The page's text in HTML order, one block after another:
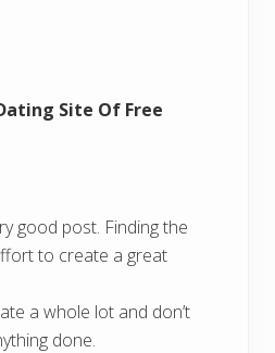
Site Of Free
good post. Finding the
to create a great
a whole lot and don’t
done.